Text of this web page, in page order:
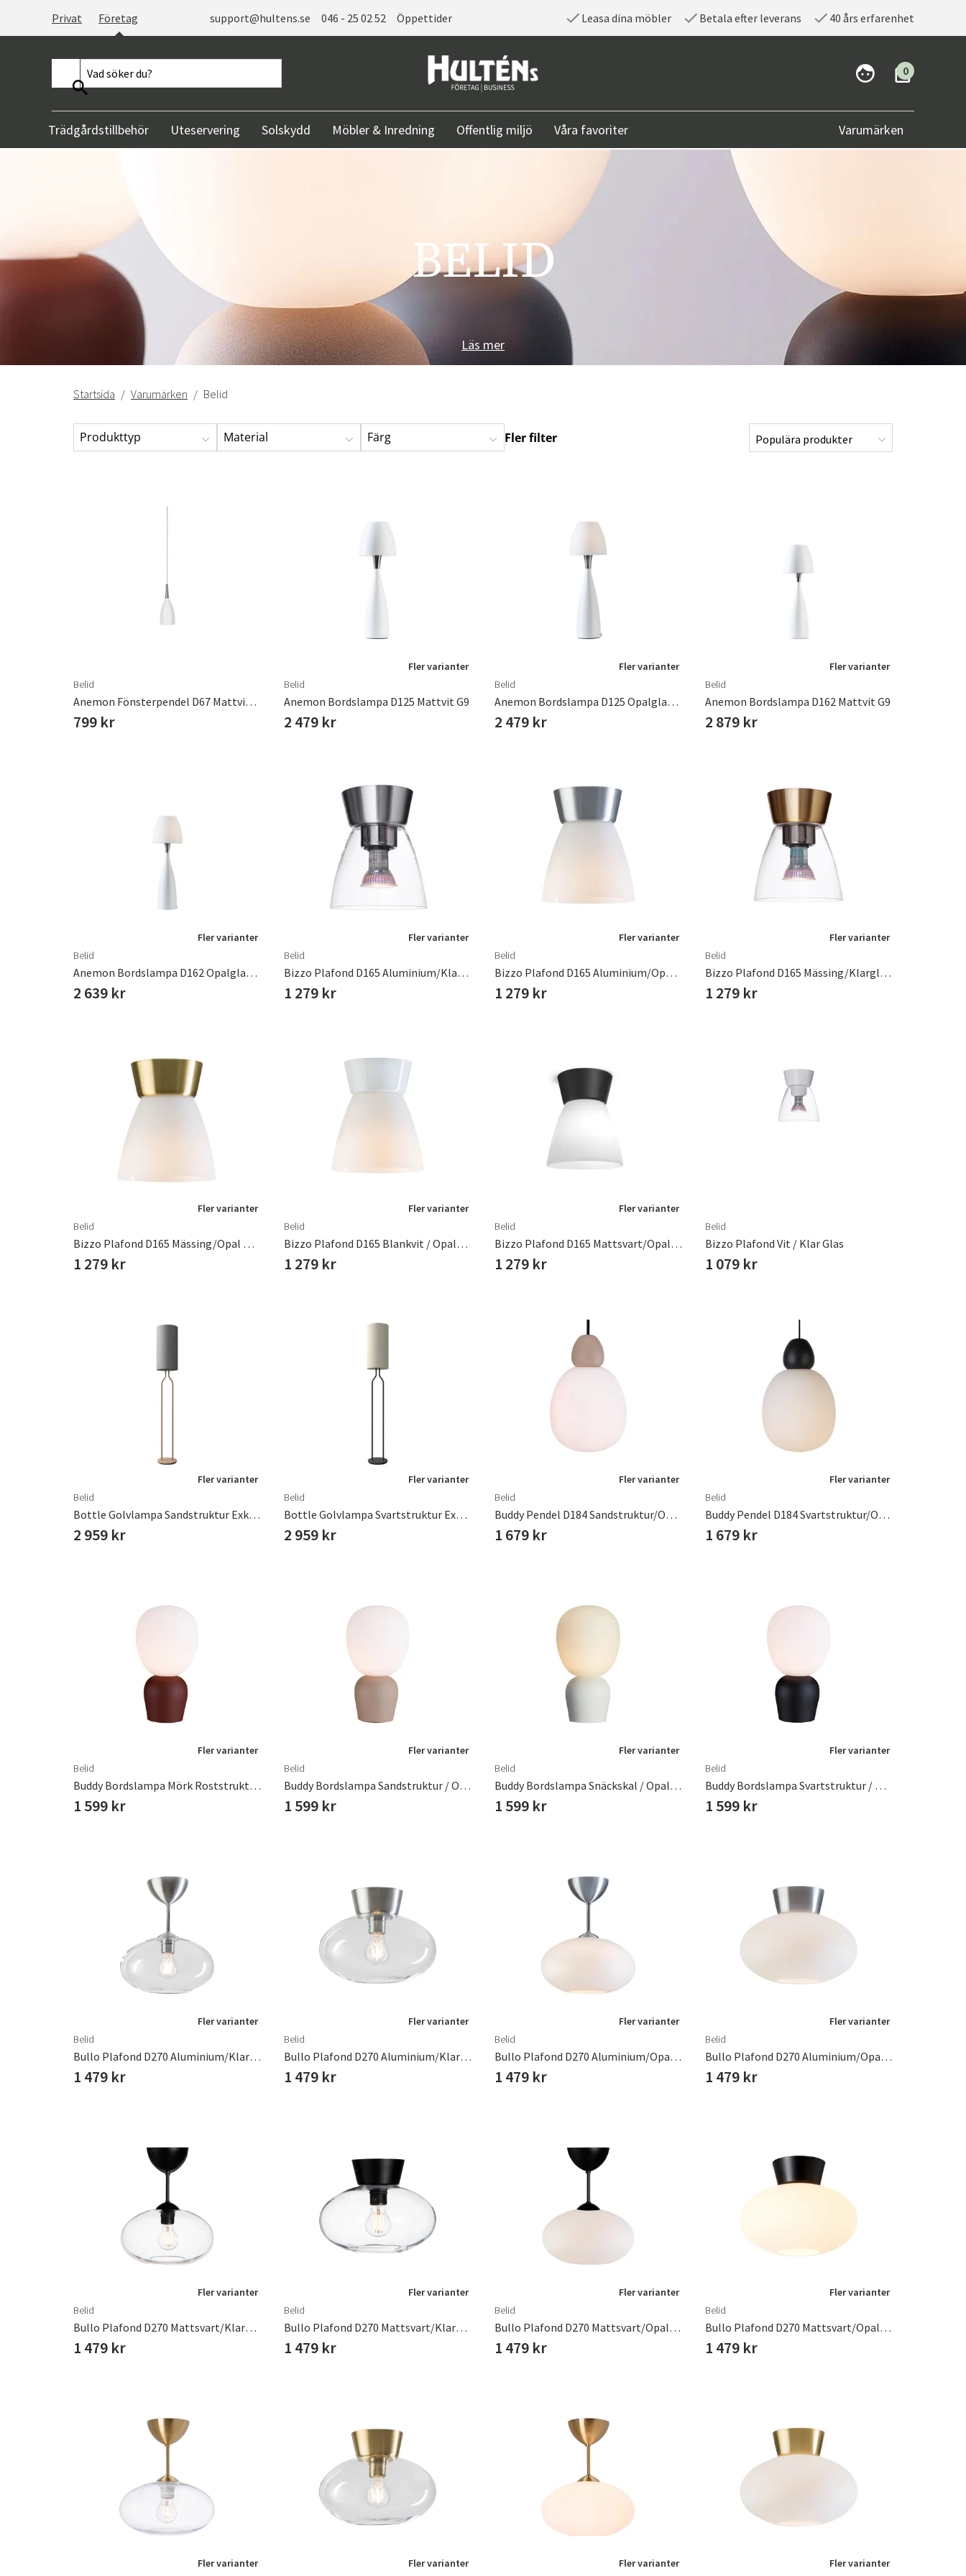
Privat Företag support@hultens.se 046 - 25 02 52 Öppettider Leasa dina möbler Betala efter leverans 40 års erfarenhet
0
Trädgårdstillbehör Uteservering Solskydd Möbler & Inredning Offentlig miljö Våra favoriter Varumärken
BELID
Läs mer
Startsida Varumärken Belid
Produkttyp Material Färg Fler filter
Belid
Anemon Fönsterpendel D67 Mattvit Gu10 Inkl Ljuskälla
799 kr
Fler varianter
Belid
Anemon Bordslampa D125 Mattvit G9
2 479 kr
Fler varianter
Belid
Anemon Bordslampa D125 Opalglas G9
2 479 kr
Fler varianter
Belid
Anemon Bordslampa D162 Mattvit G9
2 879 kr
Fler varianter
Belid
Anemon Bordslampa D162 Opalglas G9
2 639 kr
Fler varianter
Belid
Bizzo Plafond D165 Aluminium/Klarglas Inkl Ljuskälla
1 279 kr
Fler varianter
Belid
Bizzo Plafond D165 Aluminium/Opal Glas
1 279 kr
Fler varianter
Belid
Bizzo Plafond D165 Mässing/Klarglas Inkl Ljuskälla
1 279 kr
Fler varianter
Belid
Bizzo Plafond D165 Mässing/Opal Glas
1 279 kr
Fler varianter
Belid
Bizzo Plafond D165 Blankvit / Opalglas
1 279 kr
Fler varianter
Belid
Bizzo Plafond D165 Mattsvart/opalglas E27
1 279 kr
Belid
Bizzo Plafond Vit / Klar Glas
1 079 kr
Fler varianter
Belid
Bottle Golvlampa Sandstruktur Exkl Textilskärm
2 959 kr
Fler varianter
Belid
Bottle Golvlampa Svartstruktur Exkl Textilskärm
2 959 kr
Fler varianter
Belid
Buddy Pendel D184 Sandstruktur/Opalglas E14
1 679 kr
Fler varianter
Belid
Buddy Pendel D184 Svartstruktur/Opalglas E14
1 679 kr
Fler varianter
Belid
Buddy Bordslampa Mörk Roststruktur / Opalglas G9
1 599 kr
Fler varianter
Belid
Buddy Bordslampa Sandstruktur / Opalglas G9
1 599 kr
Fler varianter
Belid
Buddy Bordslampa Snäckskal / Opalglas. G9
1 599 kr
Fler varianter
Belid
Buddy Bordslampa Svartstruktur / Opalglas G9
1 599 kr
Fler varianter
Belid
Bullo Plafond D270 Aluminium/Klarglas
1 479 kr
Fler varianter
Belid
Bullo Plafond D270 Aluminium/Klarglas
1 479 kr
Fler varianter
Belid
Bullo Plafond D270 Aluminium/Opalglas
1 479 kr
Fler varianter
Belid
Bullo Plafond D270 Aluminium/Opalglas
1 479 kr
Fler varianter
Belid
Bullo Plafond D270 Mattsvart/Klarglas
1 479 kr
Fler varianter
Belid
Bullo Plafond D270 Mattsvart/Klarglas
1 479 kr
Fler varianter
Belid
Bullo Plafond D270 Mattsvart/Opalglas
1 479 kr
Fler varianter
Belid
Bullo Plafond D270 Mattsvart/Opalglas
1 479 kr
Fler varianter
Fler varianter
Fler varianter
Fler varianter